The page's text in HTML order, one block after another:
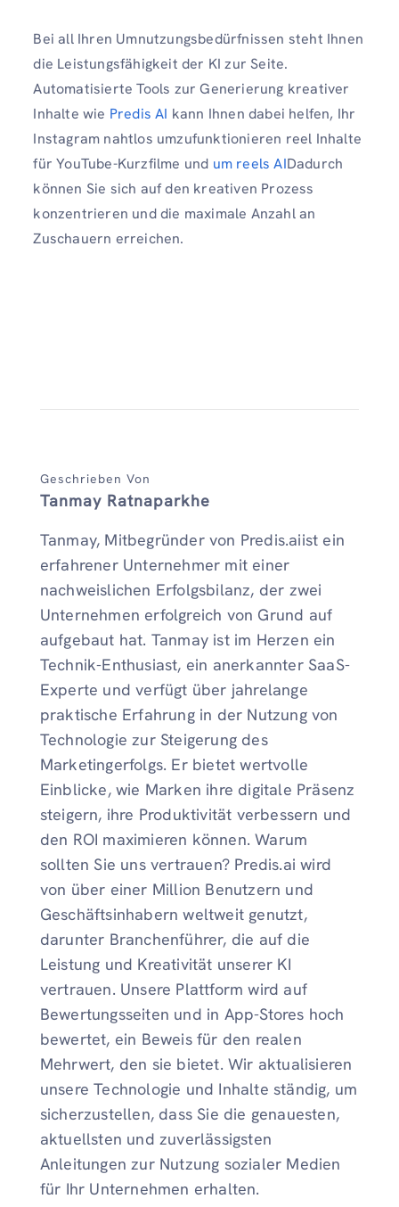
Bei all Ihren Umnutzungsbedürfnissen steht Ihnen
die Leistungsfähigkeit der KI zur Seite.
Automatisierte Tools zur Generierung kreativer
Inhalte wie Predis AI kann Ihnen dabei helfen, Ihr
Instagram nahtlos umzufunktionieren reel Inhalte
für YouTube-Kurzfilme und um reels AIDadurch
können Sie sich auf den kreativen Prozess
konzentrieren und die maximale Anzahl an
Zuschauern erreichen.
Geschrieben Von
Tanmay Ratnaparkhe
Tanmay, Mitbegründer von Predis.aiist ein
erfahrener Unternehmer mit einer
nachweislichen Erfolgsbilanz, der zwei
Unternehmen erfolgreich von Grund auf
aufgebaut hat. Tanmay ist im Herzen ein
Technik-Enthusiast, ein anerkannter SaaS-
Experte und verfügt über jahrelange
praktische Erfahrung in der Nutzung von
Technologie zur Steigerung des
Marketingerfolgs. Er bietet wertvolle
Einblicke, wie Marken ihre digitale Präsenz
steigern, ihre Produktivität verbessern und
den ROI maximieren können. Warum
sollten Sie uns vertrauen? Predis.ai wird
von über einer Million Benutzern und
Geschäftsinhabern weltweit genutzt,
darunter Branchenführer, die auf die
Leistung und Kreativität unserer KI
vertrauen. Unsere Plattform wird auf
Bewertungsseiten und in App-Stores hoch
bewertet, ein Beweis für den realen
Mehrwert, den sie bietet. Wir aktualisieren
unsere Technologie und Inhalte ständig, um
sicherzustellen, dass Sie die genauesten,
aktuellsten und zuverlässigsten
Anleitungen zur Nutzung sozialer Medien
für Ihr Unternehmen erhalten.